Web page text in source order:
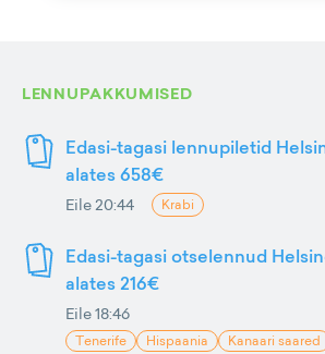
LENNUPAKKUMISED
Edasi-tagasi lennupiletid
alates 658€
Eile 20:44 Krabi
Edasi-tagasi otselennud
alates 216€
Eile 18:46
Tenerife Hispaania Kanaari saared